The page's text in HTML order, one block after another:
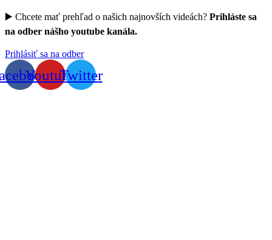
▶️ Chcete mať prehľad o našich najnovších videách? Prihláste sa
na odber nášho youtube kanála.
Prihlásiť sa na odber
YoutubeTwitter